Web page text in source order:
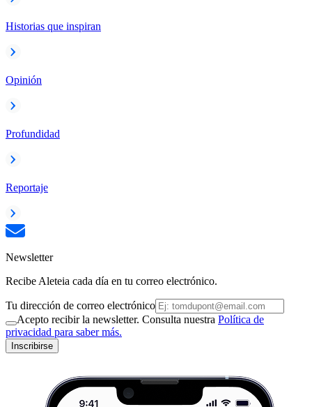
Historias que inspiran
Opinión
Profundidad
Reportaje
Newsletter
Recibe Aleteia cada día en tu correo electrónico.
Tu dirección de correo electrónico
Acepto recibir la newsletter. Consulta nuestra Política de
privacidad para saber más.
Inscribirse